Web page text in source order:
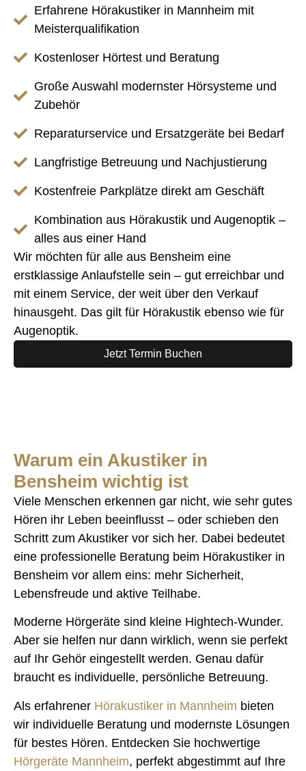
Erfahrene Hörakustiker in Mannheim mit
Meisterqualifikation
Kostenloser Hörtest und Beratung
Große Auswahl modernster Hörsysteme und
Zubehör
Reparaturservice und Ersatzgeräte bei Bedarf
Langfristige Betreuung und Nachjustierung
Kostenfreie Parkplätze direkt am Geschäft
Kombination aus Hörakustik und Augenoptik –
alles aus einer Hand
Wir möchten für alle aus Bensheim eine
erstklassige Anlaufstelle sein – gut erreichbar und
mit einem Service, der weit über den Verkauf
hinausgeht. Das gilt für Hörakustik ebenso wie für
Augenoptik.
Jetzt Termin Buchen
Warum ein Akustiker in
Bensheim wichtig ist
Viele Menschen erkennen gar nicht, wie sehr gutes
Hören ihr Leben beeinflusst – oder schieben den
Schritt zum Akustiker vor sich her. Dabei bedeutet
eine professionelle Beratung beim Hörakustiker in
Bensheim vor allem eins: mehr Sicherheit,
Lebensfreude und aktive Teilhabe.
Moderne Hörgeräte sind kleine Hightech-Wunder.
Aber sie helfen nur dann wirklich, wenn sie perfekt
auf Ihr Gehör eingestellt werden. Genau dafür
braucht es individuelle, persönliche Betreuung.
Als erfahrener Hörakustiker in Mannheim bieten
wir individuelle Beratung und modernste Lösungen
für bestes Hören. Entdecken Sie hochwertige
Hörgeräte Mannheim, perfekt abgestimmt auf Ihre